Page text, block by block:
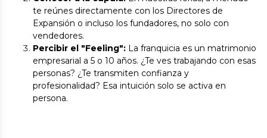
te reúnes directamente con los Directores de
Expansión o incluso los fundadores, no solo con
vendedores.
Percibir el "Feeling": La franquicia es un matrimonio
empresarial a 5 o 10 años. ¿Te ves trabajando con esas
personas? ¿Te transmiten confianza y
profesionalidad? Esa intuición solo se activa en
persona.